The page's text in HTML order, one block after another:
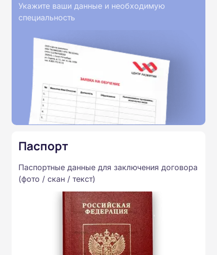
Укажите ваши данные и необходимую
специальность
Паспорт
Паспортные данные для заключения договора
(фото / скан / текст)